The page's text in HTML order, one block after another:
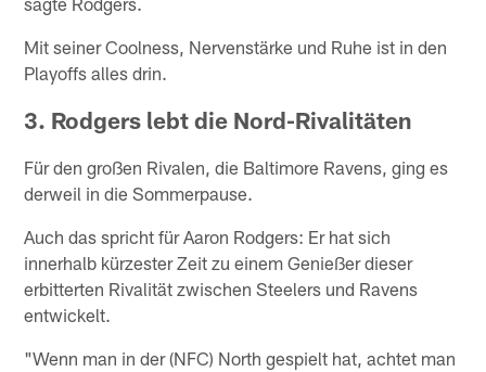
Mit seiner Coolness, Nervenstärke und Ruhe ist in den
Playoffs alles drin.
3. Rodgers lebt die Nord-Rivalitäten
Für den großen Rivalen, die Baltimore Ravens, ging es
derweil in die Sommerpause.
Auch das spricht für Aaron Rodgers: Er hat sich
innerhalb kürzester Zeit zu einem Genießer dieser
erbitterten Rivalität zwischen Steelers und Ravens
entwickelt.
"Wenn man in der (NFC) North gespielt hat, achtet man